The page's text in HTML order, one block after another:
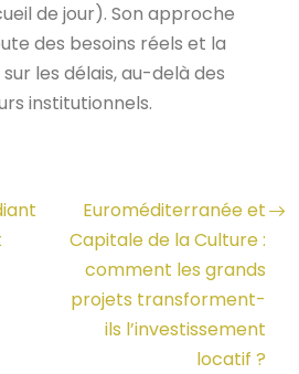
de jour). Son approche
des besoins réels et la
les délais, au-delà des
institutionnels.
Euroméditerranée et
Capitale de la Culture :
comment les grands
projets transforment-
ils l’investissement
locatif ?